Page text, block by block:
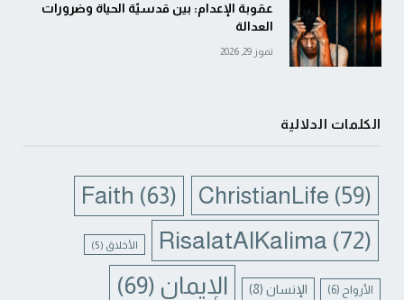
عقوبة الإعدام: بين قدسيّة الحياة وضرورات
العدالة
تموز 29, 2026
الكلمات الدلالية
ChristianLife (59)
Faith (63)
RisalatAlKalima (72) الأخلاق (5)
الأرواح (6) الإنسان(8) الإيمان (69)